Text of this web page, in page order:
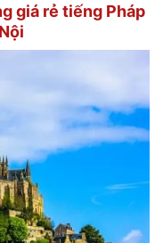
giá rẻ tiếng Pháp